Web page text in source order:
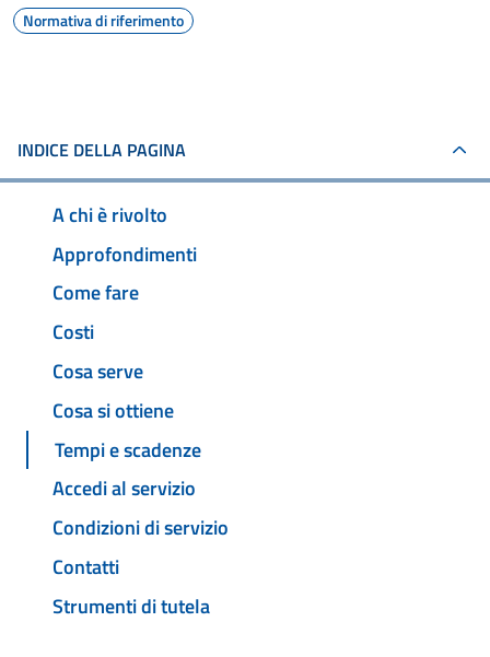
Normativa di riferimento
INDICE DELLA PAGINA
A chi è rivolto
Approfondimenti
Come fare
Costi
Cosa serve
Cosa si ottiene
Tempi e scadenze
Accedi al servizio
Condizioni di servizio
Contatti
Strumenti di tutela